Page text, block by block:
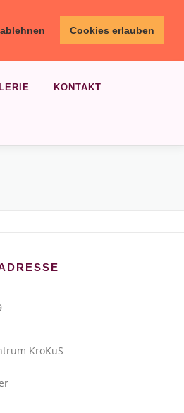
Cookies erlauben
KONTAKT
KroKuS